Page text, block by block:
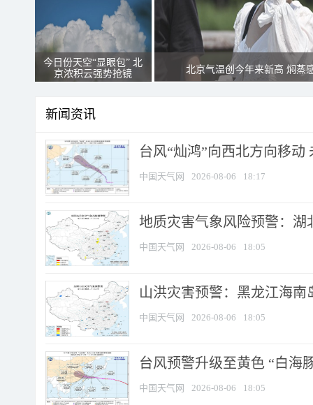
今日份天空“显眼包” 北
京浓积云强势抢镜
北京气温创今年来新高 焖蒸
新闻资讯
台风“灿鸿”向西北方向移动
中国天气网 2026-08-06 18:17
地质灾害气象风险预警：湖
中国天气网 2026-08-06 18:05
山洪灾害预警：黑龙江海
中国天气网 2026-08-06 18:05
台风预警升级至黄色 “白海
中国天气网 2026-08-06 18:05